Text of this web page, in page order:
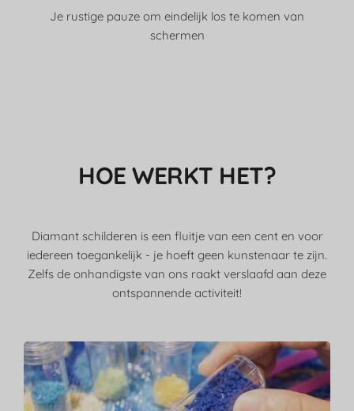
Je rustige pauze om eindelijk los te komen van
schermen
HOE WERKT HET?
Diamant schilderen is een fluitje van een cent en voor
iedereen toegankelijk - je hoeft geen kunstenaar te zijn.
Zelfs de onhandigste van ons raakt verslaafd aan deze
ontspannende activiteit!